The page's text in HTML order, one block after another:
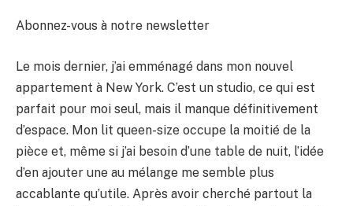
Abonnez-vous à notre newsletter
Le mois dernier, j’ai emménagé dans mon nouvel
appartement à New York. C’est un studio, ce qui est
parfait pour moi seul, mais il manque définitivement
d’espace. Mon lit queen-size occupe la moitié de la
pièce et, même si j’ai besoin d’une table de nuit, l’idée
d’en ajouter une au mélange me semble plus
accablante qu’utile. Après avoir cherché partout la